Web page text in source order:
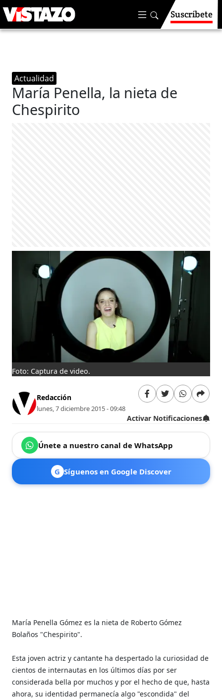
Suscríbete
Actualidad
María Penella, la nieta de
Chespirito
Foto: Captura de video.
Redacción
lunes, 7 diciembre 2015 - 09:48
Activar Notificaciones
Únete a nuestro canal de WhatsApp
G Síguenos en Google Discover
María Penella Gómez es la nieta de Roberto Gómez
Bolaños "Chespirito".
Esta joven actriz y cantante ha despertado la curiosidad de
cientos de internautas en los últimos días por ser
considerada bella por muchos y por el hecho de que, hasta
ahora, su identidad permanecía algo "escondida" del